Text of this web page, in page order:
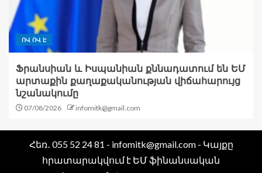
ՈՎ ՈՎ Է
Ֆրանսիան և Իսպանիան քննադատում են ԵՄ
արտաքին քաղաքականության վիճահարույց
նշանակումը
07/08/2026 infomitk@gmail.com
Հեռ․ 055 52 24 81 - infomitk@gmail.com - Կայքը
հրատարակվում է ԵՄ ֆինանսական